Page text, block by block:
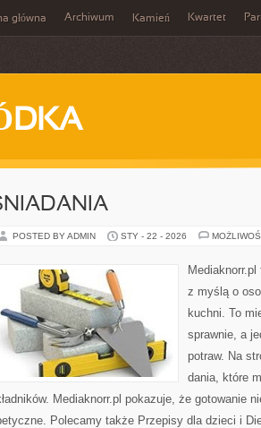
główna Archiwum Kamień Kwartet
POSTED BY ADMIN STY - 22 - 2026
z myślą o
kuchni. To
sprawnie, a
potraw. Na
dania, które
Mediaknorr.pl pokazuje, że gotowanie
Polecamy także Przepisy dla dzieci i